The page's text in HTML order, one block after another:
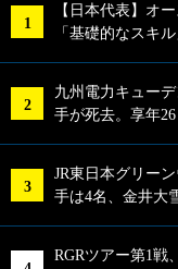
【日本代表】オ
「基礎的なスキ
九州電力キュー
手が死去。享年26
JR東日本グリー
手は4名、金井大
RGRツアー第1戦